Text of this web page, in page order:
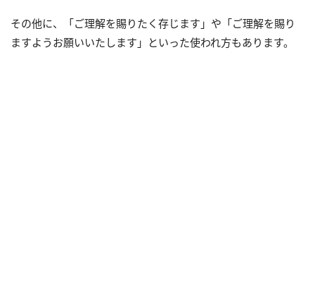
その他に、「ご理解を賜りたく存じます」や「ご理解を賜り
ますようお願いいたします」といった使われ方もあります。